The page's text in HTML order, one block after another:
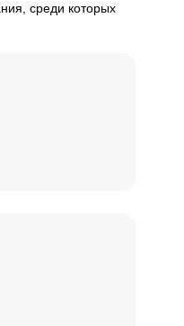
среди которых